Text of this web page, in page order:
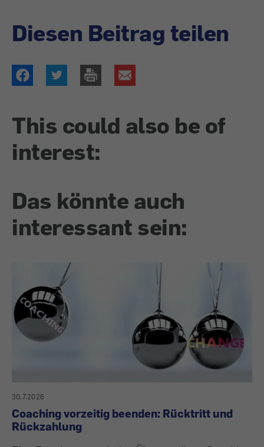
Diesen Beitrag teilen
This could also be of
interest:
Das könnte auch
interessant sein:
30.7.2026
Coaching vorzeitig beenden: Rücktritt und
Rückzahlung